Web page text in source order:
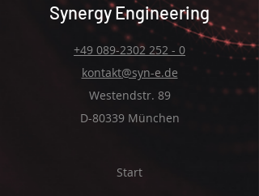
Synergy Engineering
+49 089-2302 252 - 0
kontakt@syn-e.de
Westendstr. 89
D-80339 München
Start